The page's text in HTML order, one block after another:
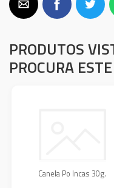
PRODUTOS
PROCURA
Canela Po Incas 30g.